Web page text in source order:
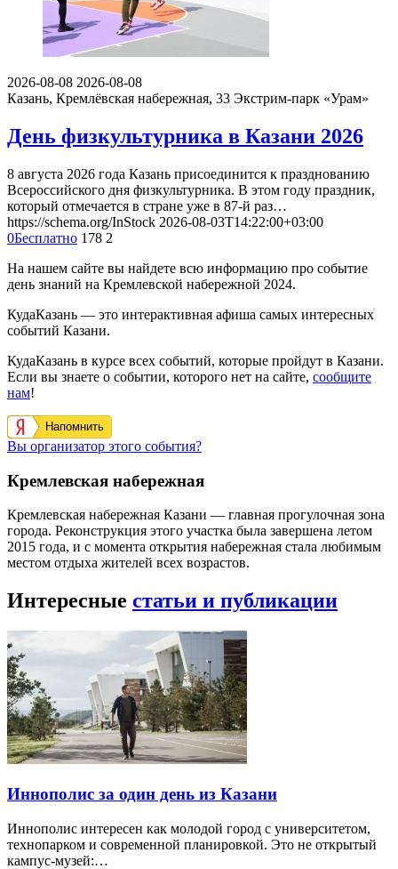
2026-08-08 2026-08-08
Казань, Кремлёвская набережная, 33 Экстрим-парк «Урам»
День физкультурника в Казани 2026
8 августа 2026 года Казань присоединится к празднованию
Всероссийского дня физкультурника. В этом году праздник,
который отмечается в стране уже в 87-й раз…
https://schema.org/InStock 2026-08-03T14:22:00+03:00
0Бесплатно 178 2
На нашем сайте вы найдете всю информацию про событие
день знаний на Кремлевской набережной 2024.
КудаКазань — это интерактивная афиша самых интересных
событий Казани.
КудаКазань в курсе всех событий, которые пройдут в Казани.
Если вы знаете о событии, которого нет на сайте, сообщите
нам!
Напомнить
Вы организатор этого события?
Кремлевская набережная
Кремлевская набережная Казани — главная прогулочная зона
города. Реконструкция этого участка была завершена летом
2015 года, и с момента открытия набережная стала любимым
местом отдыха жителей всех возрастов.
Интересные статьи и публикации
Иннополис за один день из Казани
Иннополис интересен как молодой город с университетом,
технопарком и современной планировкой. Это не открытый
кампус-музей:…